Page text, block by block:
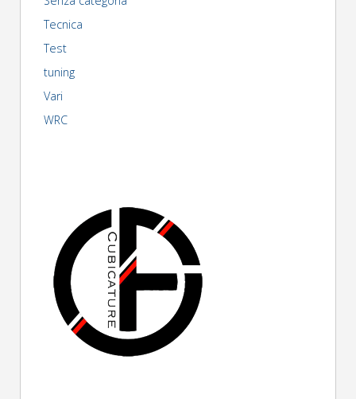
Tecnica
Test
tuning
Vari
WRC